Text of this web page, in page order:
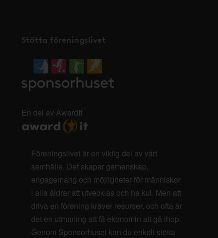
Stötta föreningslivet
En del av AwardIt
Föreningslivet är en viktig del av vårt
samhälle. Det skapar gemenskap,
engagemang och möjligheter för människor
i alla åldrar att utvecklas och ha kul. Men att
driva en förening kräver resurser, och ofta är
det en utmaning att få ekonomin att gå ihop.
Genom Sponsorhuset kan du enkelt stötta